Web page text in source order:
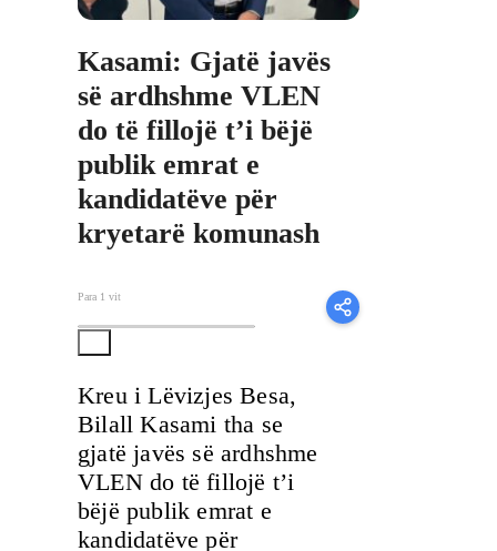
Kasami: Gjatë javës
së ardhshme VLEN
do të fillojë t’i bëjë
publik emrat e
kandidatëve për
kryetarë komunash
Para 1 vit
Kreu i Lëvizjes Besa,
Bilall Kasami tha se
gjatë javës së ardhshme
VLEN do të fillojë t’i
bëjë publik emrat e
kandidatëve për